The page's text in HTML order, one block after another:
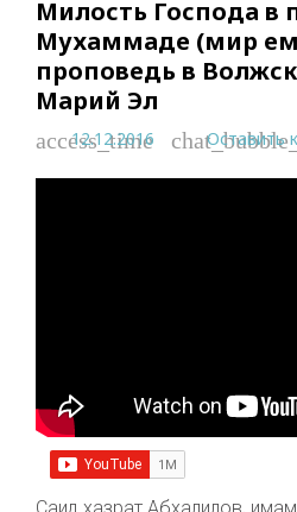
Милость Господа в
Мухаммаде (мир
проповедь в
Марий Эл
access_time
12.12.2016 Оставить
Саид хазрат Абхалилов,